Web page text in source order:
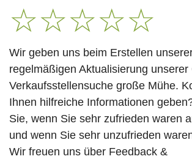
☆☆☆☆☆
Wir geben uns beim Erstellen
regelmäßigen Aktualisierung unserer
Verkaufsstellensuche große Mühe.
Ihnen hilfreiche Informationen
Sie, wenn Sie sehr zufrieden waren
und wenn Sie sehr unzufrieden
Wir freuen uns über Feedback &